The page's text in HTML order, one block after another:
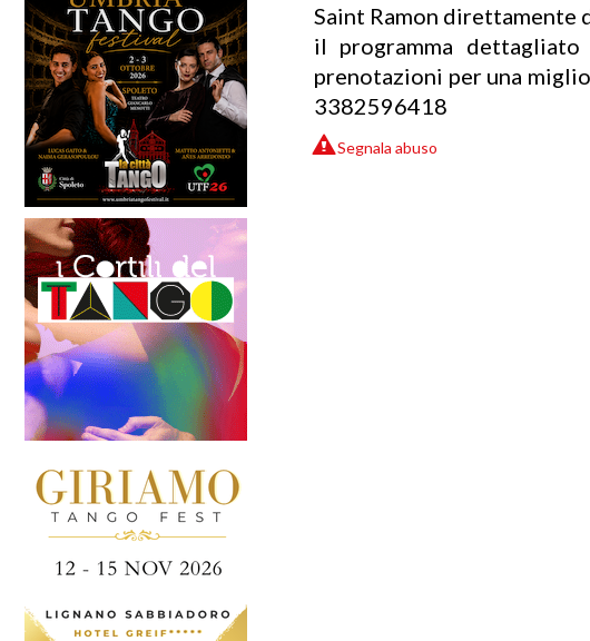
Saint Ramon direttamente
il programma
prenotazioni per una
3382596418
Segnala abuso